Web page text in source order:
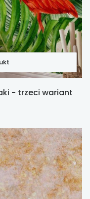
- trzeci wariant